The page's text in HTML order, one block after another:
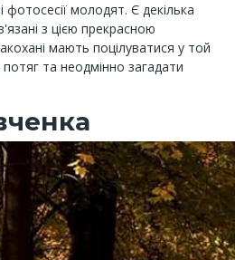
фотосесії молодят. Є декілька
з цією прекрасною
мають поцілуватися у той
та неодмінно загадати